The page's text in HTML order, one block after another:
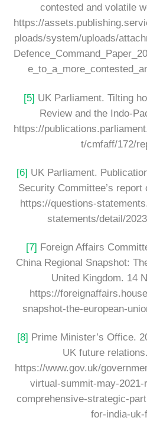
contested and volatile
https://
ploads/system/uploads/
[5] UK Parliament. Tilting
Review and the Indo-
https://
t/cmfaff/172/
[6] UK Parliament.
Security Committee’s report
https://questions-
statements/detail/
[7] Foreign Affairs
China Regional Snapshot:
United Kingdom. 14
https://
snapshot-the-european-
[8] Prime Minister’s Office.
UK future
https://www.gov.uk/
virtual-summit-may-2021-
comprehensive-strategic-
for-india-uk-